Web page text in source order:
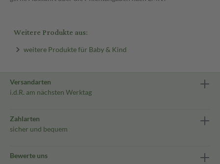
Weitere Produkte aus:
weitere Produkte für Baby & Kind
Versandarten
i.d.R. am nächsten Werktag
Zahlarten
sicher und bequem
Bewerte uns